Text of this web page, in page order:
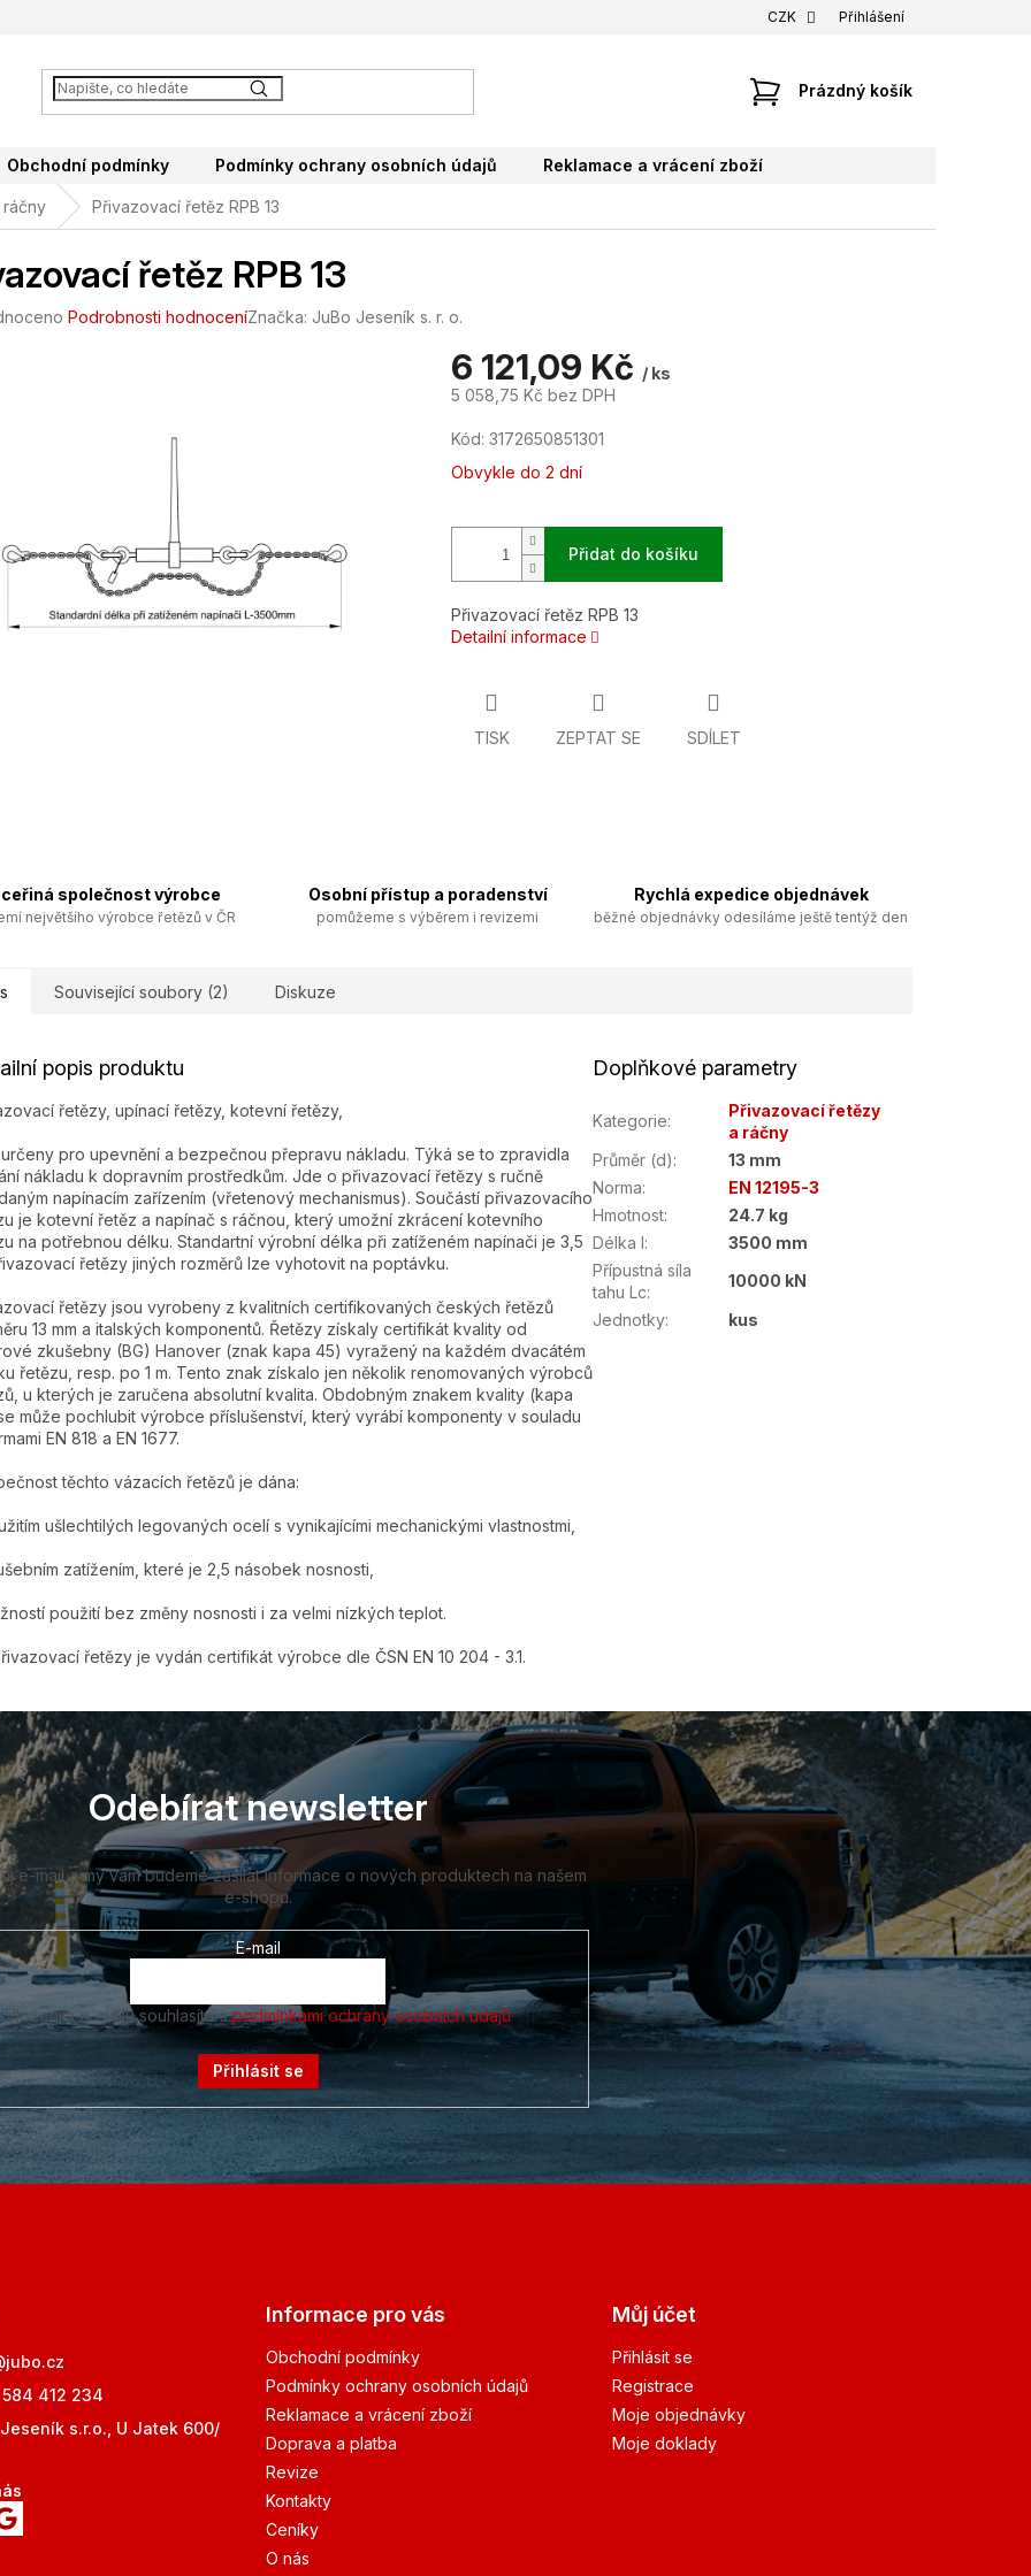
CZK Přihlášení
NÁKUPNÍ
Prázdný košík
Obchodní podmínky Podmínky ochrany osobních údajů Reklamace a vrácení zboží
Přivazovací řetěz RPB 13
řetěz RPB 13
Podrobnosti hodnoceníZnačka: JuBo Jeseník s. r. o.
6 121,09 Kč / ks
5 058,75 Kč bez DPH
Měrná
cena:
Kód: 3172650851301
Obvykle do 2 dní
Přidat do košíku
Přivazovací řetěz RPB 13
Detailní informace
TISK ZEPTAT SE SDÍLET
společnost výrobce
největšího výrobce řetězů v ČR
Osobní přístup a poradenství
pomůžeme s výběrem i revizemi
Rychlá expedice objednávek
běžné objednávky odesíláme ještě tentýž den
Související soubory (2) Diskuze
popis produktu
řetězy, upínací řetězy, kotevní řetězy,
pro upevnění a bezpečnou přepravu nákladu. Týká se to zpravidla
nákladu k dopravním prostředkům. Jde o přivazovací řetězy s ručně
napínacím zařízením (vřetenový mechanismus). Součástí přivazovacího
je kotevní řetěz a napínač s ráčnou, který umožní zkrácení kotevního
na potřebnou délku. Standartní výrobní délka při zatíženém napínači je 3,5
řetězy jiných rozměrů lze vyhotovit na poptávku.
řetězy jsou vyrobeny z kvalitních certifikovaných českých řetězů
13 mm a italských komponentů. Řetězy získaly certifikát kvality od
zkušebny (BG) Hanover (znak kapa 45) vyražený na každém dvacátém
řetězu, resp. po 1 m. Tento znak získalo jen několik renomovaných výrobců
u kterých je zaručena absolutní kvalita. Obdobným znakem kvality (kapa
může pochlubit výrobce příslušenství, který vyrábí komponenty v souladu
EN 818 a EN 1677.
těchto vázacích řetězů je dána:
ušlechtilých legovaných ocelí s vynikajícími mechanickými vlastnostmi,
zatížením, které je 2,5 násobek nosnosti,
použití bez změny nosnosti i za velmi nízkých teplot.
řetězy je vydán certifikát výrobce dle ČSN EN 10 204 - 3.1.
Doplňkové parametry
Kategorie:
Přivazovací řetězy
a ráčny
Průměr (d):
13 mm
Norma:
EN 12195-3
Hmotnost:
24.7 kg
Délka l:
3500 mm
Přípustná síla
tahu Lc:
10000 kN
Jednotky: kus
Odebírat newsletter
e-mail a my vám budeme zasílat informace o nových produktech na našem
e-shopu.
E-mail
Vložením e-mailu souhlasíte spodmínkami ochrany osobních údajů
Přihlásit se
jubo.cz
412 234
s.r.o., U Jatek 600/
Informace pro vás
Obchodní podmínky
Podmínky ochrany osobních údajů
Reklamace a vrácení zboží
Doprava a platba
Revize
Kontakty
Ceníky
O nás
Můj účet
Přihlásit se
Registrace
Moje objednávky
Moje doklady